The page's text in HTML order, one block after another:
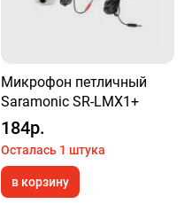
Микрофон петличный
Saramonic SR-LMX1+
184р.
Осталась 1 штука
в корзину